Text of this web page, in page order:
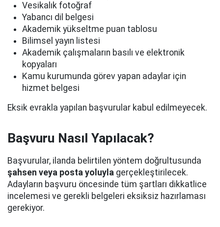
Vesikalık fotoğraf
Yabancı dil belgesi
Akademik yükseltme puan tablosu
Bilimsel yayın listesi
Akademik çalışmaların basılı ve elektronik
kopyaları
Kamu kurumunda görev yapan adaylar için
hizmet belgesi
Eksik evrakla yapılan başvurular kabul edilmeyecek.
Başvuru Nasıl Yapılacak?
Başvurular, ilanda belirtilen yöntem doğrultusunda
şahsen veya posta yoluyla gerçekleştirilecek.
Adayların başvuru öncesinde tüm şartları dikkatlice
incelemesi ve gerekli belgeleri eksiksiz hazırlaması
gerekiyor.